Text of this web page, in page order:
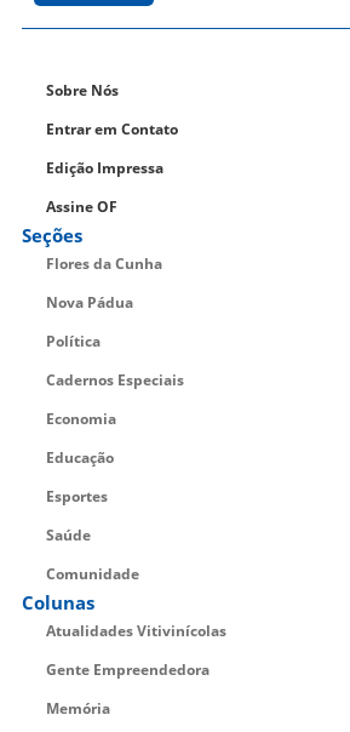
Sobre Nós
Entrar em Contato
Edição Impressa
Assine OF
Seções
Flores da Cunha
Nova Pádua
Política
Cadernos Especiais
Economia
Educação
Esportes
Saúde
Comunidade
Colunas
Atualidades Vitivinícolas
Gente Empreendedora
Memória